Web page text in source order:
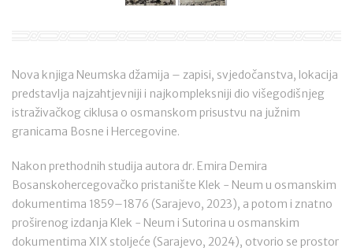
Nova knjiga Neumska džamija – zapisi, svjedočanstva, lokacija
predstavlja najzahtjevniji i najkompleksniji dio višegodišnjeg
istraživačkog ciklusa o osmanskom prisustvu na južnim
granicama Bosne i Hercegovine.
Nakon prethodnih studija autora dr. Emira Demira
Bosanskohercegovačko pristanište Klek - Neum u osmanskim
dokumentima 1859–1876 (Sarajevo, 2023), a potom i znatno
proširenog izdanja Klek - Neum i Sutorina u osmanskim
dokumentima XIX stoljeće (Sarajevo, 2024), otvorio se prostor